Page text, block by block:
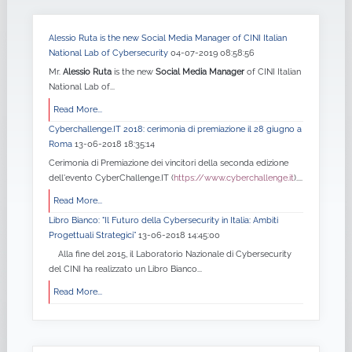
Alessio Ruta is the new Social Media Manager of CINI Italian
National Lab of Cybersecurity 04-07-2019 08:58:56
Mr. Alessio Rutais the new Social Media Managerof CINI Italian
National Lab of...
Read More...
Cyberchallenge.IT 2018: cerimonia di premiazione il 28 giugno a
Roma 13-06-2018 18:35:14
Cerimonia di Premiazione dei vincitori della seconda edizione
dell'evento CyberChallenge.IT (https://www.cyberchallenge.it)....
Read More...
Libro Bianco: "Il Futuro della Cybersecurity in Italia: Ambiti
Progettuali Strategici” 13-06-2018 14:45:00
Alla fine del 2015, il Laboratorio Nazionale di Cybersecurity
del CINI ha realizzato un Libro Bianco...
Read More...